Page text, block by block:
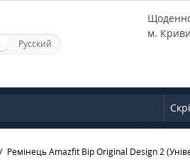
Русский
м.
Ремінець Amazfit Bip Original Design 2